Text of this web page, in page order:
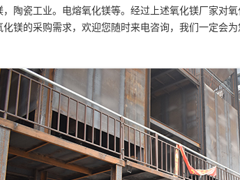
陶瓷工业。电熔氧化镁等。经过上述氧化镁厂家对
化镁的采购需求，欢迎您随时来电咨询，我们一定会